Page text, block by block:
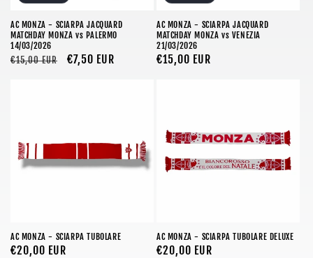
AC MONZA - SCIARPA JACQUARD
MATCHDAY MONZA vs PALERMO
14/03/2026
Prezzo
€15,00 EUR
Prezzo
€7,50 EUR
AC MONZA - SCIARPA JACQUARD
MATCHDAY MONZA vs VENEZIA
21/03/2026
Prezzo
€15,00 EUR
AC MONZA - SCIARPA TUBOLARE
Prezzo
€20,00 EUR
AC MONZA - SCIARPA TUBOLARE DELUXE
Prezzo
€20,00 EUR